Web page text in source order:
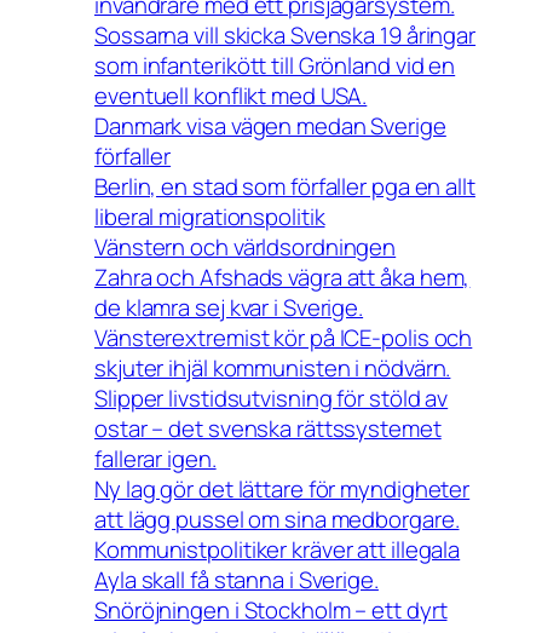
Sossarna vill skicka Svenska 19 åringar
som infanterikött till Grönland vid en
eventuell konflikt med USA.
Danmark visa vägen medan Sverige
förfaller
Berlin, en stad som förfaller pga en allt
liberal migrationspolitik
Vänstern och världsordningen
Zahra och Afshads vägra att åka hem,
de klamra sej kvar i Sverige.
Vänsterextremist kör på ICE-polis och
skjuter ihjäl kommunisten i nödvärn.
Slipper livstidsutvisning för stöld av
ostar – det svenska rättssystemet
fallerar igen.
Ny lag gör det lättare för myndigheter
att lägg pussel om sina medborgare.
Kommunistpolitiker kräver att illegala
Ayla skall få stanna i Sverige.
Snöröjningen i Stockholm – ett dyrt